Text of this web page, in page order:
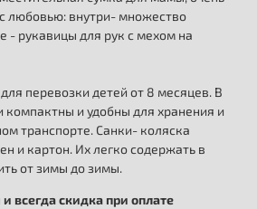
любовью: внутри- множество
- рукавицы для рук с мехом на
перевозки детей от 8 месяцев. В
и удобны для хранения и
транспорте. Санки- коляска
и картон. Их легко содержать в
от зимы до зимы.
всегда скидка при оплате